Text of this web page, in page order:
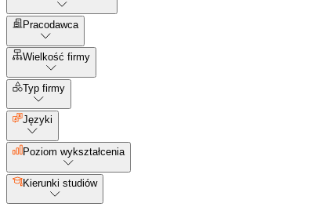
Pracodawca
Wielkość firmy
Typ firmy
Języki
Poziom wykształcenia
Kierunki studiów